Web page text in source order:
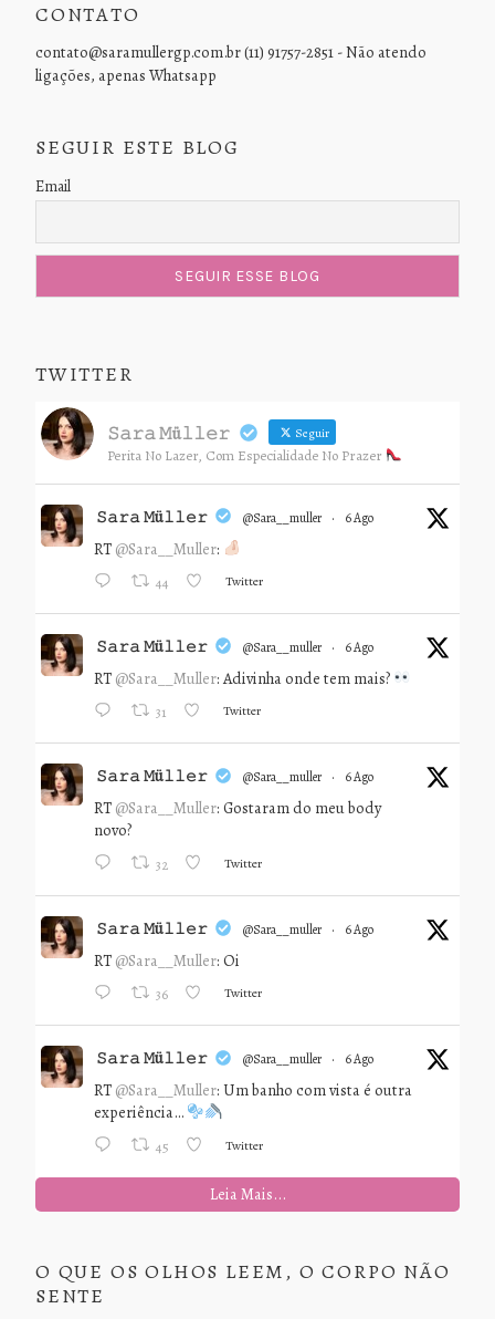
CONTATO
contato@saramullergp.com.br (11) 91757-2851 - Não atendo
ligações, apenas Whatsapp
SEGUIR ESTE BLOG
Email
TWITTER
𝚂𝚊𝚛𝚊 𝙼ü𝚕𝚕𝚎𝚛 Seguir
Perita No Lazer, Com Especialidade No Prazer
𝚂𝚊𝚛𝚊 𝙼ü𝚕𝚕𝚎𝚛 @sara__muller · 6 Ago
RT @Sara__Muller:
44 Twitter
𝚂𝚊𝚛𝚊 𝙼ü𝚕𝚕𝚎𝚛 @sara__muller · 6 Ago
RT @Sara__Muller: Adivinha onde tem mais?
31 Twitter
𝚂𝚊𝚛𝚊 𝙼ü𝚕𝚕𝚎𝚛 @sara__muller · 6 Ago
RT @Sara__Muller: Gostaram do meu body
novo?
32 Twitter
𝚂𝚊𝚛𝚊 𝙼ü𝚕𝚕𝚎𝚛 @sara__muller · 6 Ago
RT @Sara__Muller: Oi
36 Twitter
𝚂𝚊𝚛𝚊 𝙼ü𝚕𝚕𝚎𝚛 @sara__muller · 6 Ago
RT @Sara__Muller: Um banho com vista é outra
experiência…
45 Twitter
Leia Mais...
O QUE OS OLHOS LEEM, O CORPO NÃO
SENTE